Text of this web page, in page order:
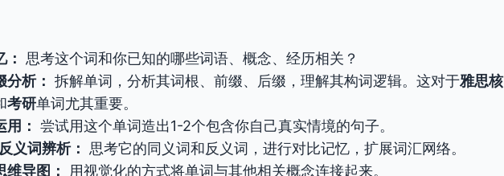
思考这个词和你已知的哪些词语、概念、经历相关？
分析： 拆解单词，分析其词根、前缀、后缀，理解其构词逻辑。这对于雅思核
考研单词尤其重要。
用： 尝试用这个单词造出1-2个包含你自己真实情境的句子。
义词辨析：
思考它的同义词和反义词，进行对比记忆，扩展词汇网络。
维导图：
用视觉化的方式将单词与其他相关概念连接起来。